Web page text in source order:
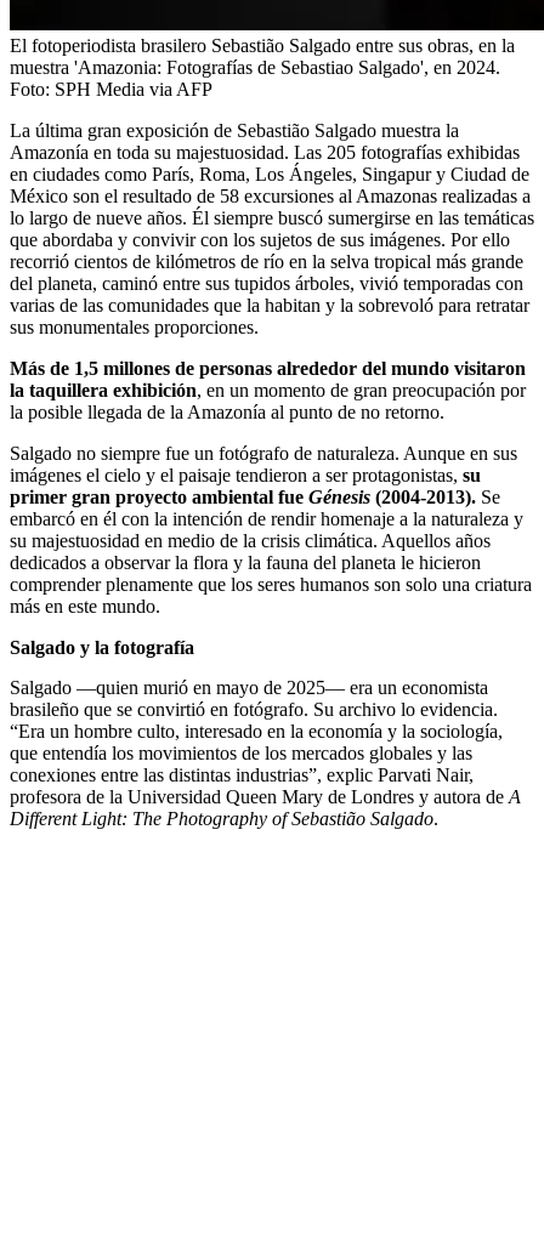
El fotoperiodista brasilero Sebastião Salgado entre sus obras, en la
muestra 'Amazonia: Fotografías de Sebastiao Salgado', en 2024.
Foto: SPH Media via AFP
La última gran exposición de Sebastião Salgado muestra la
Amazonía en toda su majestuosidad. Las 205 fotografías exhibidas
en ciudades como París, Roma, Los Ángeles, Singapur y Ciudad de
México son el resultado de 58 excursiones al Amazonas realizadas a
lo largo de nueve años. Él siempre buscó sumergirse en las temáticas
que abordaba y convivir con los sujetos de sus imágenes. Por ello
recorrió cientos de kilómetros de río en la selva tropical más grande
del planeta, caminó entre sus tupidos árboles, vivió temporadas con
varias de las comunidades que la habitan y la sobrevoló para retratar
sus monumentales proporciones.
Más de 1,5 millones de personas alrededor del mundo visitaron
la taquillera exhibición, en un momento de gran preocupación por
la posible llegada de la Amazonía al punto de no retorno.
Salgado no siempre fue un fotógrafo de naturaleza. Aunque en sus
imágenes el cielo y el paisaje tendieron a ser protagonistas, su
primer gran proyecto ambiental fue Génesis (2004-2013). Se
embarcó en él con la intención de rendir homenaje a la naturaleza y
su majestuosidad en medio de la crisis climática. Aquellos años
dedicados a observar la flora y la fauna del planeta le hicieron
comprender plenamente que los seres humanos son solo una criatura
más en este mundo.
Salgado y la fotografía
Salgado —quien murió en mayo de 2025— era un economista
brasileño que se convirtió en fotógrafo. Su archivo lo evidencia.
“Era un hombre culto, interesado en la economía y la sociología,
que entendía los movimientos de los mercados globales y las
conexiones entre las distintas industrias”, explic Parvati Nair,
profesora de la Universidad Queen Mary de Londres y autora de A
Different Light: The Photography of Sebastião Salgado.